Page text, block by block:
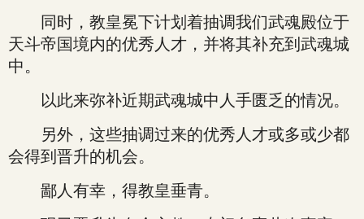
同时，教皇冕下计划着抽调我们武魂殿位于
天斗帝国境内的优秀人才，并将其补充到武魂城
中。
以此来弥补近期武魂城中人手匮乏的情况。
另外，这些抽调过来的优秀人才或多或少都
会得到晋升的机会。
鄙人有幸，得教皇垂青。